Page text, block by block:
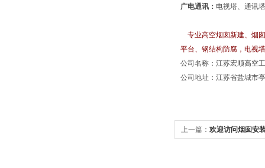
广电通讯： 电视塔、通讯
专业高空烟囱新建、烟
平台、钢结构防腐，电视
公司名称：江苏宏顺高空
公司地址：江苏省盐城市
上一篇： 欢迎访问烟囱安